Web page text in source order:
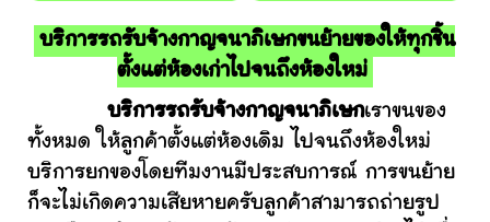
บริการรถรับจ้างกาญจนาภิเษกขนย้ายของให้ทุกชิ้น
ตั้งแต่ห้องเก่าไปจนถึงห้องใหม่
บริการรถรับจ้างกาญจนาภิเษกเราขนของ
ทั้งหมด ให้ลูกค้าตั้งแต่ห้องเดิม ไปจนถึงห้องใหม่
บริการยกของโดยทีมงานมีประสบการณ์ การขนย้าย
ก็จะไม่เกิดความเสียหายครับลูกค้าสามารถถ่ายรูป